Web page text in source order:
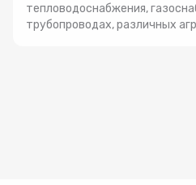
Комплекты оборудования
тепловодоснабжения,
трубопроводах, различных